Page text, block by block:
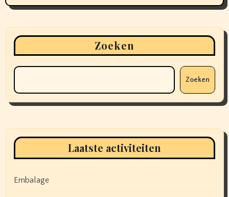
Zoeken
Zoeken
Laatste activiteiten
Embalage